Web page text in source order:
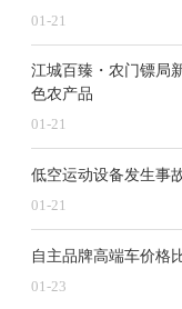
01-21
江城百臻・农门镖局
色农产品
01-21
低空运动设备发生事
01-21
自主品牌高端车价格
01-23